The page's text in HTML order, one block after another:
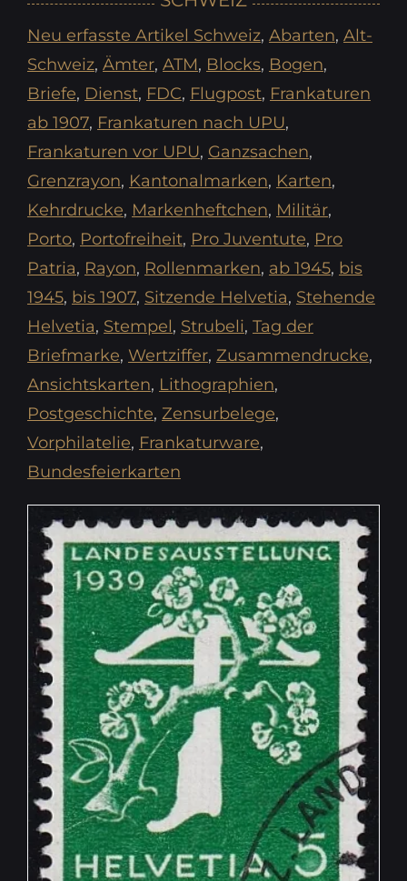
oder
Nr
eingeben
Neu erfasste Artikel Schweiz, Abarten, Alt-
Schweiz, Ämter, ATM, Blocks, Bogen,
Briefe, Dienst, FDC, Flugpost, Frankaturen
ab 1907, Frankaturen nach UPU,
Frankaturen vor UPU, Ganzsachen,
Grenzrayon, Kantonalmarken, Karten,
Kehrdrucke, Markenheftchen, Militär,
Porto, Portofreiheit, Pro Juventute, Pro
Patria, Rayon, Rollenmarken, ab 1945, bis
1945, bis 1907, Sitzende Helvetia, Stehende
Helvetia, Stempel, Strubeli, Tag der
Briefmarke, Wertziffer, Zusammendrucke,
Ansichtskarten, Lithographien,
Postgeschichte, Zensurbelege,
Vorphilatelie, Frankaturware,
Bundesfeierkarten